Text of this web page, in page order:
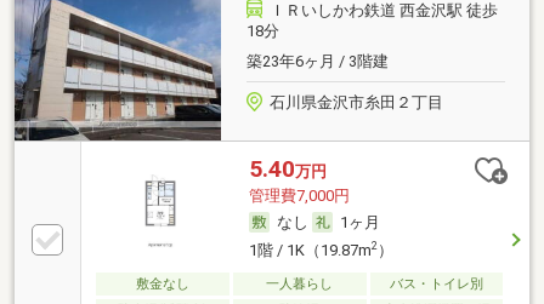
ＩＲいしかわ鉄道 西金沢駅 徒歩
18分
築23年6ヶ月 / 3階建
石川県金沢市糸田２丁目
5.40万円
管理費7,000円
なし
1ヶ月
1階 / 1K（19.87m2）
敷金なし 一人暮らし
バス・トイレ別